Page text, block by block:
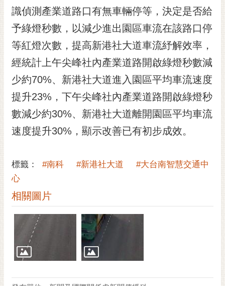
識偵測產業道路口有無車輛停等，決定是否給
予綠燈秒數，以減少進出園區車流在該路口停
等紅燈次數，提高新港社大道車流紓解效率，
經統計上午尖峰社內產業道路開啟綠燈秒數減
少約70%、新港社大道進入園區平均車流速度
提升23%，下午尖峰社內產業道路開啟綠燈秒
數減少約30%、新港社大道離開園區平均車流
速度提升30%，顯示改善已有初步成效。
標籤： #南科 #新港社大道
#大台南智慧交通中
心
相關圖片